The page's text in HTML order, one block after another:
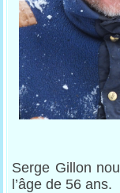
Serge Gillon
l’âge de 56 ans.